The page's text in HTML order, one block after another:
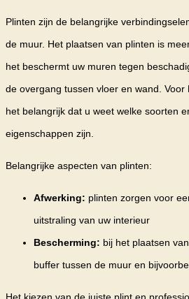
Plinten zijn de belangrijke
de muur. Het plaatsen van plinten is
het beschermt uw muren tegen
de overgang tussen vloer en wand.
het belangrijk dat u weet welke soorten
eigenschappen zijn.
Belangrijke aspecten van plinten:
Afwerking: plinten zorgen voor
uitstraling van uw interieur
Bescherming: bij het plaatsen
buffer tussen de muur en